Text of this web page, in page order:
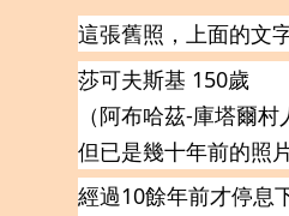
這張舊照，上面的文
莎可夫斯基 150歲
（阿布哈茲-庫塔爾村
但已是幾十年前的照片
經過10餘年前才停息